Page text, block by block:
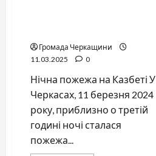
Громада Черкащини
11.03.2025
0
Нічна пожежа на Казбеті У
Черкасах, 11 березня 2024
року, приблизно о третій
годині ночі сталася
пожежа...